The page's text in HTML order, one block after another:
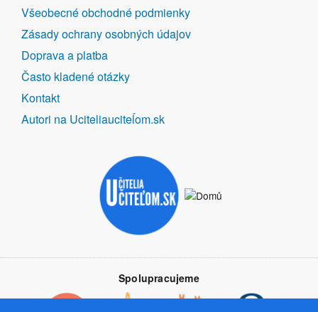
DALŠÍ
ODKAZY
Všeobecné obchodné podmienky
Zásady ochrany osobných údajov
Doprava a platba
Často kladené otázky
Kontakt
Autori na Uciteliauciteĺom.sk
Spolupracujeme